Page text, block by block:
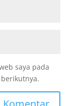
saya pada